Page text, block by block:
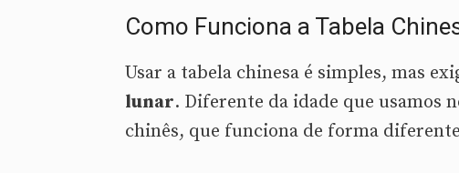
Como Funciona a Tabela
Usar a tabela chinesa é simples, mas
lunar. Diferente da idade que usamos
chinês, que funciona de forma